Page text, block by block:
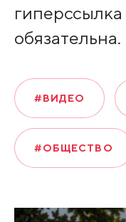
гиперссылка
обязательна.
#ВИДЕО
#ОБЩЕСТВО